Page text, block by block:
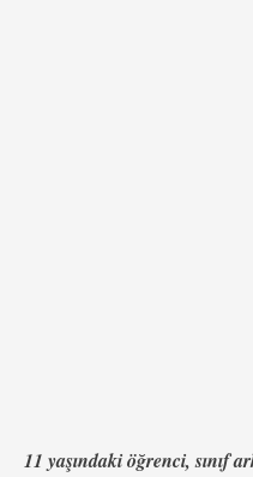
11 yaşındaki öğrenci, sınıf